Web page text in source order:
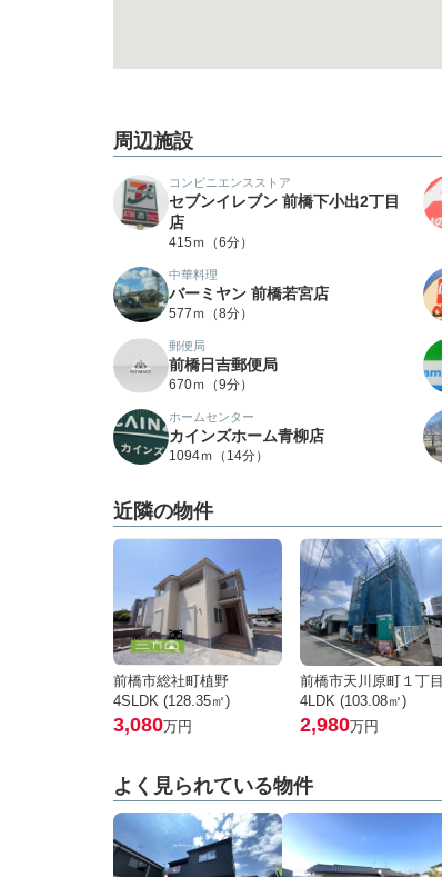
周辺施設
コンビニエンスストア
セブンイレブン 前橋下小出2丁目
店
415ｍ（6分）
中華料理
バーミヤン 前橋若宮店
577ｍ（8分）
郵便局
前橋日吉郵便局
670ｍ（9分）
ホームセンター
カインズホーム青柳店
1094ｍ（14分）
近隣の物件
前橋市総社町植野
4SLDK (128.35㎡)
3,080万円
前橋市天川原町１丁目
4LDK (103.08㎡)
2,980万円
よく見られている物件